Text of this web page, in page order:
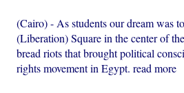
(Cairo) - As students our dream was
(Liberation) Square in the center of
bread riots that brought political
rights movement in Egypt. read more